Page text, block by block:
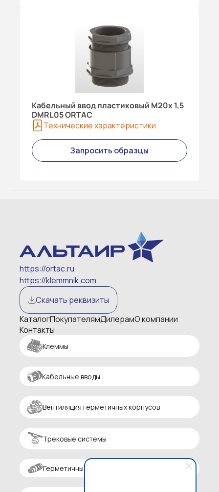
Кабельный ввод пластиковый M20x 1,5
DMRL05 ORTAC
Технические характеристики
Запросить образцы
https://ortac.ru
https://klemmnik.com
Скачать реквизиты
КаталогПокупателямДилерамО компании
Контакты
Клеммы
Кабельные вводы
Вентиляция герметичных корпусов
Трековые системы
Герметичные разъемы